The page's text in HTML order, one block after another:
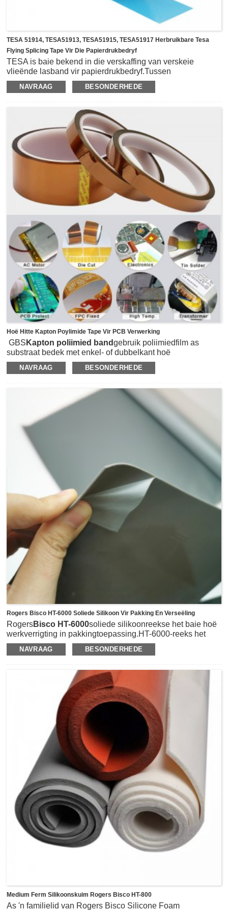
TESA 51914, TESA51913, TESA51915, TESA51917 Herbruikbare Tesa
Flying Splicing Tape Vir Die Papierdrukbedryf
TESA is baie bekend in die verskaffing van verskeie
vlieënde lasband vir papierdrukbedryf.Tussen
dieVliegende splitsfamilie, heropvulbare dubbelzijdige
splyselband is een van die mees algemene en wye
TESA51913, TESA51915, TESA51917 in, en hulle gebruik
nie-geweefde materiaal as agtergrond en is bedek met
herverpulpbare klewerige akrielkleefmiddel.Die dikte
wissel van 50um tot 120um.Hulle het groot
adhesiewaardes op bedekte en onbedekte papiere, en ook
uitstekende skuifsterkte en goeie verpulpbaarheid oor volle
pH-reeks (pH3–pH9).Hulle word gewoonlik as vlieënde
verbindings in die papiervervaardigings- en
papieromskakelingsbedryf gebruik.
NAVRAAG BESONDERHEDE
Hoë Hitte Kapton Poylimide Tape Vir PCB Verwerking
GBS Kapton poliimied bandgebruik poliimiedfilm as
substraat bedek met enkel- of dubbelkant hoë
werkverrigting organiese silikoon gom.In staat tot 'n wye
temperatuurreeks van -260 ° (-452 ° F) tot 260 ° (500 ° F),
temperatuur werk temperatuur op gedrukte stroombaan
borde tydens golf soldeer of hervloei soldering, SBS
oppervlak montering, Transformator vervaardiging, sowel
as litium battery positief en negatief en ore vas.Dit is wyd
gebruik in die lugvaart, lugvaart, mariene, ruimtetuie,
missiele, vuurpyle, atoomenergie, elektriese en
elektroniese industrie en ander velde.
Kleur opsies: Amber, Swart Rooi
Poliimied film dikte opsies: 12.5um, 25um, 35um, 50um,
75um.100um, 125um.
Beskikbare rolgrootte:
Maksimum breedte: 500 mm (19.68 duim)
Lengte: 33 meter
NAVRAAG BESONDERHEDE
Rogers Bisco HT-6000 Soliede Silikoon Vir Pakking En Verseëling
RogersBisco HT-6000soliede silikoonreekse het baie hoë
werkverrigting in pakkingtoepassing.HT-6000-reeks het
verskillende grade shore A Durometer van 10-65 vir
keuse.HT-6210 is ekstra sag met 10 shore A Durometer,
stywe toleransie soliede silikoon, HT-6240 is deursigtige
soliede silikoon en HT-6360 is brandveilige soliede
silikoon.Die soliede silikoonmateriale bied lae drukset
(<5%), hoë skeursterkte, waterdigte eienskappe en uiters
stywe diktetoleransies, wat ideaal is as funksie van
kussing, verseëling, pakking, gapingsvul en skokabsorpsie,
ook selfs as vlamversperring in verskeie nywerhede, soos
motorbedryf, elektroniese industrie, ens.
NAVRAAG BESONDERHEDE
Medium Ferm Silikoonskuim Rogers Bisco HT-800
As 'n familielid van Rogers Bisco Silicone Foam